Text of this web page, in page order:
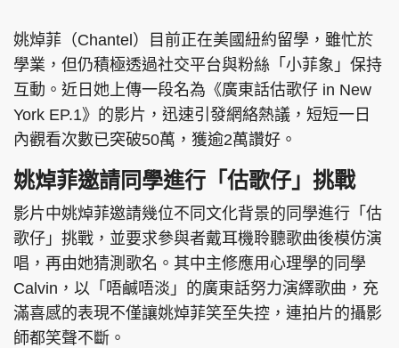
東周刊 cazbuyer 東Touch
PCM 電腦廣場 星島頭條 星島日報
頭條日報 星島環球 The Standard
親子王 Oh!爸媽 JobMarket
姚焯菲（Chantel）目前正在美國紐約留學，雖忙於
學業，但仍積極透過社交平台與粉絲「小菲象」保持
互動。近日她上傳一段名為《廣東話估歌仔 in New
York EP.1》的影片，迅速引發網絡熱議，短短一日
內觀看次數已突破50萬，獲逾2萬讚好。
姚焯菲邀請同學進行「估歌仔」挑戰
影片中姚焯菲邀請幾位不同文化背景的同學進行「估
歌仔」挑戰，並要求參與者戴耳機聆聽歌曲後模仿演
唱，再由她猜測歌名。其中主修應用心理學的同學
Calvin，以「唔鹹唔淡」的廣東話努力演繹歌曲，充
滿喜感的表現不僅讓姚焯菲笑至失控，連拍片的攝影
師都笑聲不斷。